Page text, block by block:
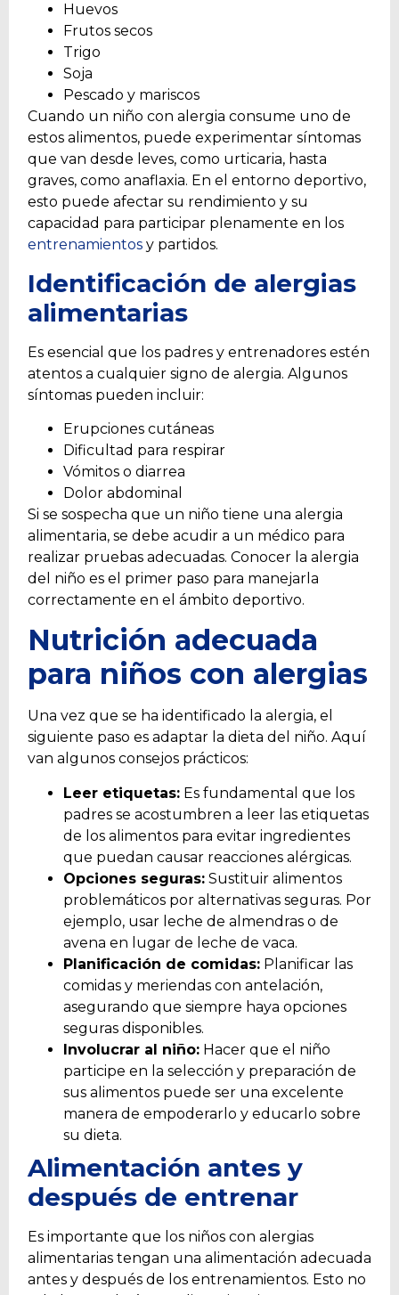
Huevos
Frutos secos
Trigo
Soja
Pescado y mariscos
Cuando un niño con alergia consume uno de
estos alimentos, puede experimentar síntomas
que van desde leves, como urticaria, hasta
graves, como anaflaxia. En el entorno deportivo,
esto puede afectar su rendimiento y su
capacidad para participar plenamente en los
entrenamientos y partidos.
Identificación de alergias
alimentarias
Es esencial que los padres y entrenadores estén
atentos a cualquier signo de alergia. Algunos
síntomas pueden incluir:
Erupciones cutáneas
Dificultad para respirar
Vómitos o diarrea
Dolor abdominal
Si se sospecha que un niño tiene una alergia
alimentaria, se debe acudir a un médico para
realizar pruebas adecuadas. Conocer la alergia
del niño es el primer paso para manejarla
correctamente en el ámbito deportivo.
Nutrición adecuada
para niños con alergias
Una vez que se ha identificado la alergia, el
siguiente paso es adaptar la dieta del niño. Aquí
van algunos consejos prácticos:
Leer etiquetas: Es fundamental que los
padres se acostumbren a leer las etiquetas
de los alimentos para evitar ingredientes
que puedan causar reacciones alérgicas.
Opciones seguras: Sustituir alimentos
problemáticos por alternativas seguras. Por
ejemplo, usar leche de almendras o de
avena en lugar de leche de vaca.
Planificación de comidas: Planificar las
comidas y meriendas con antelación,
asegurando que siempre haya opciones
seguras disponibles.
Involucrar al niño: Hacer que el niño
participe en la selección y preparación de
sus alimentos puede ser una excelente
manera de empoderarlo y educarlo sobre
su dieta.
Alimentación antes y
después de entrenar
Es importante que los niños con alergias
alimentarias tengan una alimentación adecuada
antes y después de los entrenamientos. Esto no